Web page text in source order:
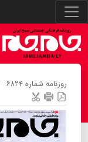
روزنامه شماره ۶۸۲۴